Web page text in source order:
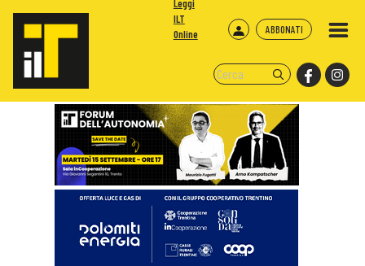
ABBONATI
Leggi
ILT
Online